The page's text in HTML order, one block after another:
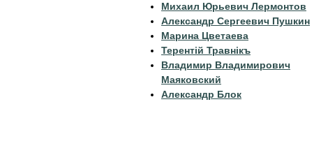
Михаил Юрьевич Лермонтов
Александр Сергеевич Пушкин
Марина Цветаева
Терентiй Травнiкъ
Владимир Владимирович
Маяковский
Александр Блок